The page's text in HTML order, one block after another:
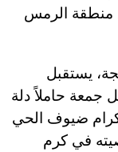
منطقة الرمس
يستقبل
جمعة حاملاً دلة
ضيوف الحي
ذاع صيته في كرم